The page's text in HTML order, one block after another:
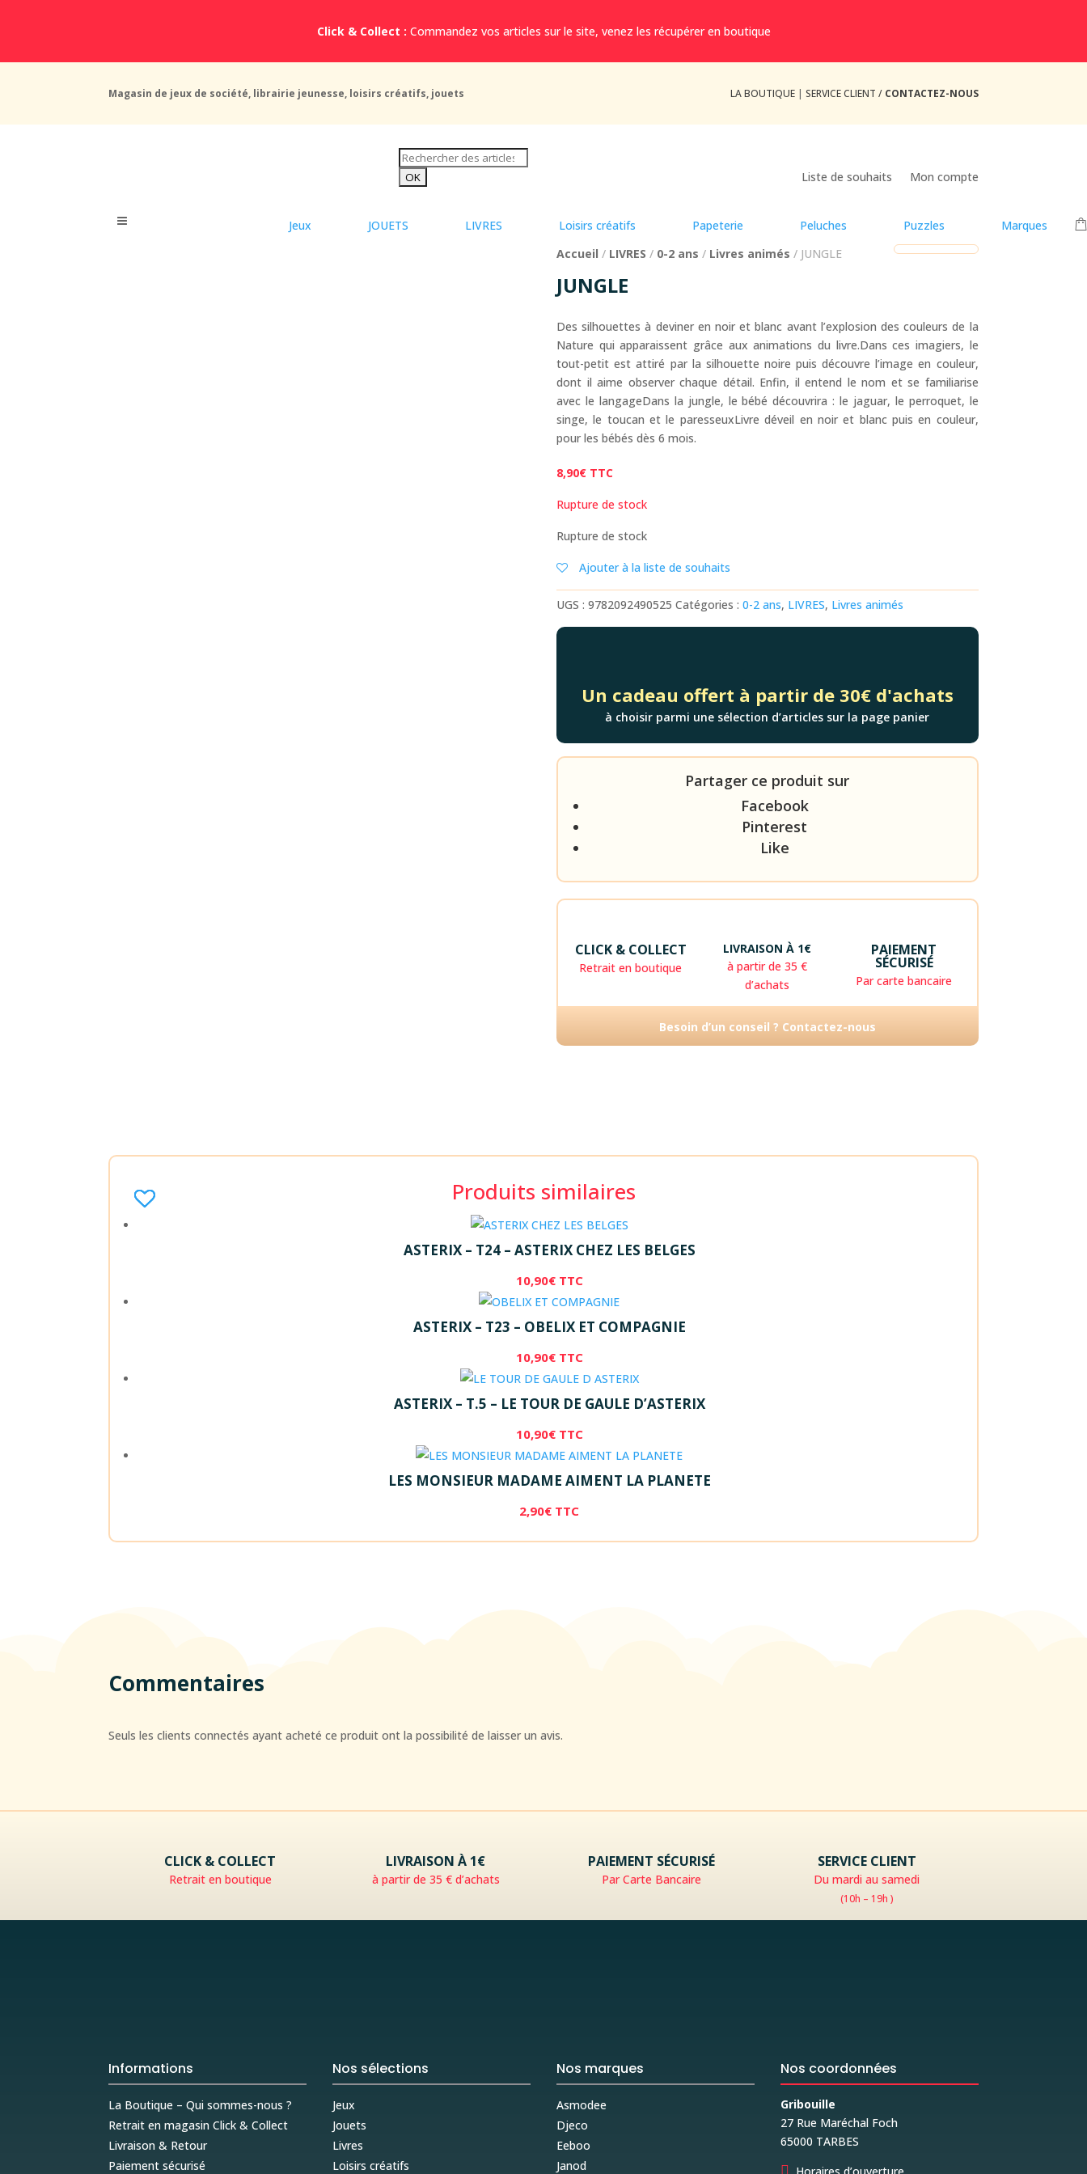
Click & Collect : Commandez vos articles sur le site, venez les récupérer en boutique
Magasin de jeux de société, librairie jeunesse, loisirs créatifs, jouets LA BOUTIQUE| SERVICE CLIENT / CONTACTEZ-NOUS
Liste de souhaits Mon compte
Jeux JOUETS LIVRES Loisirs créatifs Papeterie Peluches Puzzles
Marques
Accueil / LIVRES / 0-2 ans / Livres animés / JUNGLE
JUNGLE
Des silhouettes à deviner en noir et blanc avant l’explosion des couleurs de la
Nature qui apparaissent grâce aux animations du livre.Dans ces imagiers, le
tout-petit est attiré par la silhouette noire puis découvre l’image en couleur,
dont il aime observer chaque détail. Enfin, il entend le nom et se familiarise
avec le langageDans la jungle, le bébé découvrira : le jaguar, le perroquet, le
singe, le toucan et le paresseuxLivre déveil en noir et blanc puis en couleur,
pour les bébés dès 6 mois.
8,90€ TTC
Rupture de stock
Rupture de stock
Ajouter à la liste de souhaits
UGS :9782092490525 Catégories :0-2 ans, LIVRES, Livres animés
Un cadeau offert à partir de 30€ d'achats
à choisir parmi une sélection d’articles sur la page panier
Partager ce produit sur
Facebook
Pinterest
Like
CLICK & COLLECT
Retrait en boutique
LIVRAISON À 1€
à partir de 35 €
d’achats
PAIEMENT
SÉCURISÉ
Par carte bancaire
Besoin d’un conseil ? Contactez-nous
Produits similaires
ASTERIX – T24 – ASTERIX CHEZ LES BELGES
10,90€ TTC
ASTERIX – T23 – OBELIX ET COMPAGNIE
10,90€ TTC
ASTERIX – T.5 – LE TOUR DE GAULE D’ASTERIX
10,90€ TTC
LES MONSIEUR MADAME AIMENT LA PLANETE
2,90€ TTC
Commentaires
Seuls les clients connectés ayant acheté ce produit ont la possibilité de laisser un avis.
CLICK & COLLECT
Retrait en boutique
LIVRAISON À 1€
à partir de 35 € d’achats
PAIEMENT SÉCURISÉ
Par Carte Bancaire
SERVICE CLIENT
Du mardi au samedi
(10h – 19h )
Informations
La Boutique – Qui sommes-nous ?
Retrait en magasin Click & Collect
Livraison & Retour
Paiement sécurisé
Nos sélections
Jeux
Jouets
Livres
Loisirs créatifs
Nos marques
Asmodee
Djeco
Eeboo
Janod
Nos coordonnées
Gribouille
27 Rue Maréchal Foch
65000 TARBES